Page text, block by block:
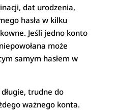
dat urodzenia,
hasła w kilku
Jeśli jedno konto
może
samym hasłem w
trudne do
ważnego konta.